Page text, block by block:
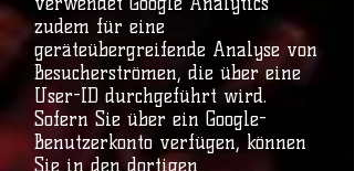
zudem für eine
geräteübergreifende Analyse von
Besucherströmen, die über eine
User-ID durchgeführt wird.
Sofern Sie über ein Google-
Benutzerkonto verfügen, können
Sie in den dortigen